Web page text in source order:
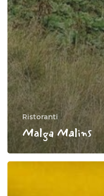
Ristoranti
Malga Malins